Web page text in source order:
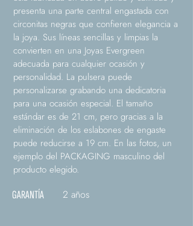
presenta una parte central engastada con
circonitas negras que confieren elegancia a
la joya. Sus líneas sencillas y limpias la
convierten en una Joyas Evergreen
adecuada para cualquier ocasión y
personalidad. La pulsera puede
personalizarse grabando una dedicatoria
para una ocasión especial. El tamaño
estándar es de 21 cm, pero gracias a la
eliminación de los eslabones de engaste
puede reducirse a 19 cm. En las fotos, un
ejemplo del PACKAGING masculino del
producto elegido.
GARANTÍA 2 años